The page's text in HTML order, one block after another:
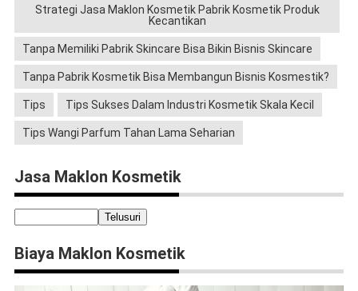
Strategi Jasa Maklon Kosmetik Pabrik Kosmetik Produk
Kecantikan
Tanpa Memiliki Pabrik Skincare Bisa Bikin Bisnis Skincare
Tanpa Pabrik Kosmetik Bisa Membangun Bisnis Kosmestik?
Tips Tips Sukses Dalam Industri Kosmetik Skala Kecil
Tips Wangi Parfum Tahan Lama Seharian
Jasa Maklon Kosmetik
Biaya Maklon Kosmetik